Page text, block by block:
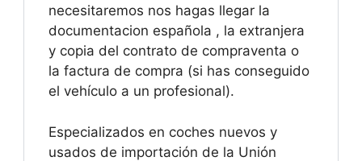
necesitaremos nos hagas llegar la
documentacion española , la extranjera
y copia del contrato de compraventa o
la factura de compra (si has conseguido
el vehículo a un profesional).
Especializados en coches nuevos y
usados de importación de la Unión